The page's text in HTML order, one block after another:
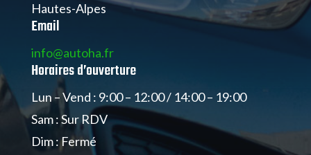
Hautes-Alpes
Email
info@autoha.fr
Horaires d’ouverture
Lun – Vend : 9:00 – 12:00 / 14:00 – 19:00
Sam : Sur RDV
Dim : Fermé